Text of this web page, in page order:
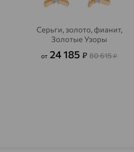
Серьги, золото, фианит,
Золотые Узоры
от 24 185 ₽ 80 615₽